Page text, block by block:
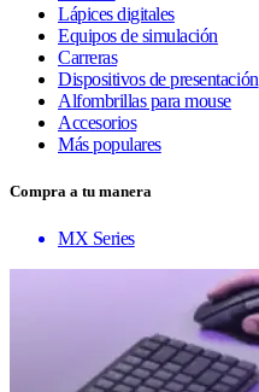
Lápices digitales
Equipos de simulación
Carreras
Dispositivos de presentación
Alfombrillas para mouse
Accesorios
Más populares
Compra a tu manera
MX Series